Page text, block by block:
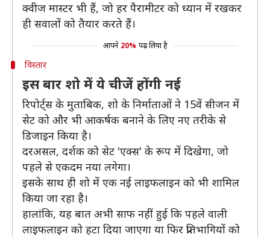
क्वीज मास्टर भी हैं, जो हर पैरामीटर को ध्यान में रखकर
ही सवालों को तैयार करते हैं।
आपने 20% पढ़ लिया है
विस्तार
इस बार शो में ये चीजें होंगी नई
रिपोर्ट्स के मुताबिक, शो के निर्माताओं ने 15वें सीजन में
सेट को और भी आकर्षक बनाने के लिए नए तरीके से
डिजाइन किया है।
दरअसल, दर्शक को सेट 'एक्स' के रूप में दिखेगा, जो
पहले से एकदम नया लगेगा।
इसके साथ ही शो में एक नई लाइफलाइन को भी शामिल
किया जा रहा है।
हालांकि, यह बात अभी साफ नहीं हुई कि पहले वाली
लाइफलाइन को हटा दिया जाएगा या फिर प्रतिभागियों को